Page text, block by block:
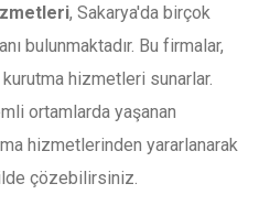
, Sakarya'da birçok
bulunmaktadır. Bu firmalar,
hizmetleri sunarlar.
ortamlarda yaşanan
hizmetlerinden yararlanarak
çözebilirsiniz.